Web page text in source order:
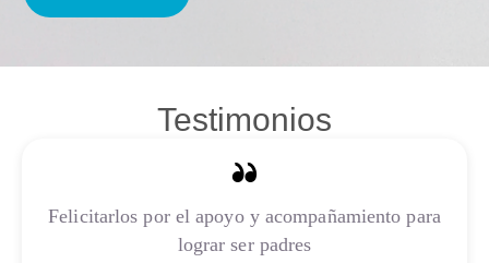
Testimonios
Felicitarlos por el apoyo y acompañamiento para
lograr ser padres